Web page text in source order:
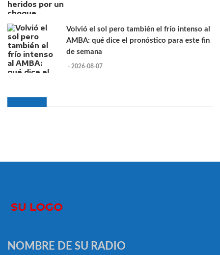
Volvió el sol pero también el frío intenso al
AMBA: qué dice el pronóstico para este fin
de semana
- 2026-08-07
NOMBRE DE SU RADIO